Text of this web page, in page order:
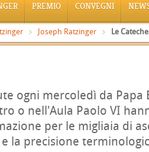
PREMIO CONVEGNI
Joseph Ratzinger Le
ogni mercoledì da Papa
o nell'Aula Paolo VI
per le migliaia di
la precisione